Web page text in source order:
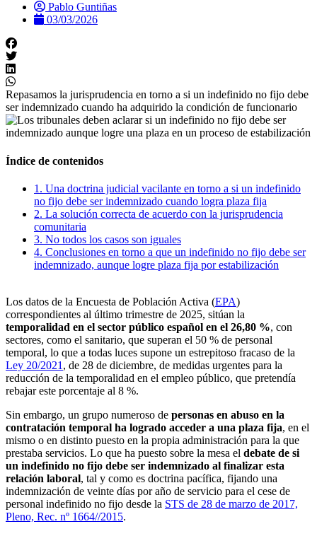
Pablo Guntiñas
03/03/2026
Repasamos la jurisprudencia en torno a si un indefinido no fijo debe
ser indemnizado cuando ha adquirido la condición de funcionario
Índice de contenidos
1. Una doctrina judicial vacilante en torno a si un indefinido
no fijo debe ser indemnizado cuando logra plaza fija
2. La solución correcta de acuerdo con la jurisprudencia
comunitaria
3. No todos los casos son iguales
4. Conclusiones en torno a que un indefinido no fijo debe ser
indemnizado, aunque logre plaza fija por estabilización
Los datos de la Encuesta de Población Activa (EPA)
correspondientes al último trimestre de 2025, sitúan la
temporalidad en el sector público español en el 26,80 %, con
sectores, como el sanitario, que superan el 50 % de personal
temporal, lo que a todas luces supone un estrepitoso fracaso de la
Ley 20/2021 , de 28 de diciembre, de medidas urgentes para la
reducción de la temporalidad en el empleo público, que pretendía
rebajar este porcentaje al 8 %.
Sin embargo, un grupo numeroso de personas en abuso en la
contratación temporal ha logrado acceder a una plaza fija, en el
mismo o en distinto puesto en la propia administración para la que
prestaba servicios. Lo que ha puesto sobre la mesa el debate de si
un indefinido no fijo debe ser indemnizado al finalizar esta
relación laboral, tal y como es doctrina pacífica, fijando una
indemnización de veinte días por año de servicio para el cese de
personal indefinido no fijo desde la STS de 28 de marzo de 2017,
Pleno, Rec. nº 1664//2015.